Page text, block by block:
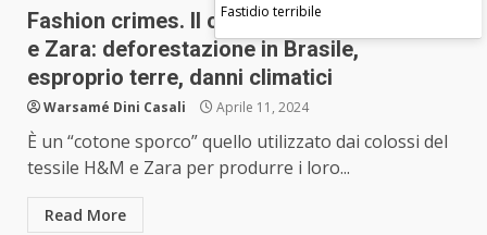
Fashion crimes. Il cotone “sporco” di H&M
e Zara: deforestazione in Brasile,
esproprio terre, danni climatici
Warsamé Dini Casali Aprile 11, 2024
È un “cotone sporco” quello utilizzato dai colossi del
tessile H&M e Zara per produrre i loro...
Read More
Fastidio terribile